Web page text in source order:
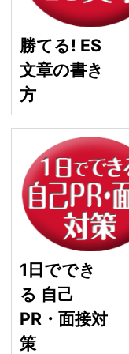
勝てる! ES
文章の書き
方
1日ででき
る 自己
PR・面接対
策